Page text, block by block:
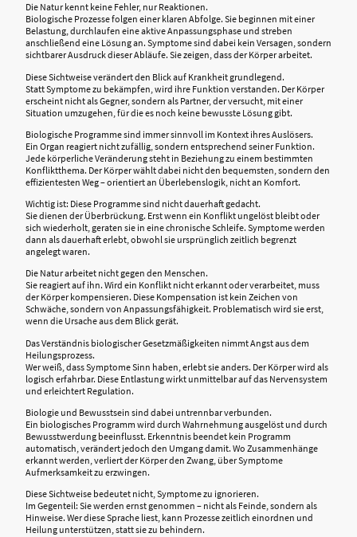
Die Natur kennt keine Fehler, nur Reaktionen.
Biologische Prozesse folgen einer klaren Abfolge. Sie beginnen mit einer
Belastung, durchlaufen eine aktive Anpassungsphase und streben
anschließend eine Lösung an. Symptome sind dabei kein Versagen, sondern
sichtbarer Ausdruck dieser Abläufe. Sie zeigen, dass der Körper arbeitet.
Diese Sichtweise verändert den Blick auf Krankheit grundlegend.
Statt Symptome zu bekämpfen, wird ihre Funktion verstanden. Der Körper
erscheint nicht als Gegner, sondern als Partner, der versucht, mit einer
Situation umzugehen, für die es noch keine bewusste Lösung gibt.
Biologische Programme sind immer sinnvoll im Kontext ihres Auslösers.
Ein Organ reagiert nicht zufällig, sondern entsprechend seiner Funktion.
Jede körperliche Veränderung steht in Beziehung zu einem bestimmten
Konfliktthema. Der Körper wählt dabei nicht den bequemsten, sondern den
effizientesten Weg – orientiert an Überlebenslogik, nicht an Komfort.
Wichtig ist: Diese Programme sind nicht dauerhaft gedacht.
Sie dienen der Überbrückung. Erst wenn ein Konflikt ungelöst bleibt oder
sich wiederholt, geraten sie in eine chronische Schleife. Symptome werden
dann als dauerhaft erlebt, obwohl sie ursprünglich zeitlich begrenzt
angelegt waren.
Die Natur arbeitet nicht gegen den Menschen.
Sie reagiert auf ihn. Wird ein Konflikt nicht erkannt oder verarbeitet, muss
der Körper kompensieren. Diese Kompensation ist kein Zeichen von
Schwäche, sondern von Anpassungsfähigkeit. Problematisch wird sie erst,
wenn die Ursache aus dem Blick gerät.
Das Verständnis biologischer Gesetzmäßigkeiten nimmt Angst aus dem
Heilungsprozess.
Wer weiß, dass Symptome Sinn haben, erlebt sie anders. Der Körper wird als
logisch erfahrbar. Diese Entlastung wirkt unmittelbar auf das Nervensystem
und erleichtert Regulation.
Biologie und Bewusstsein sind dabei untrennbar verbunden.
Ein biologisches Programm wird durch Wahrnehmung ausgelöst und durch
Bewusstwerdung beeinflusst. Erkenntnis beendet kein Programm
automatisch, verändert jedoch den Umgang damit. Wo Zusammenhänge
erkannt werden, verliert der Körper den Zwang, über Symptome
Aufmerksamkeit zu erzwingen.
Diese Sichtweise bedeutet nicht, Symptome zu ignorieren.
Im Gegenteil: Sie werden ernst genommen – nicht als Feinde, sondern als
Hinweise. Wer diese Sprache liest, kann Prozesse zeitlich einordnen und
Heilung unterstützen, statt sie zu behindern.